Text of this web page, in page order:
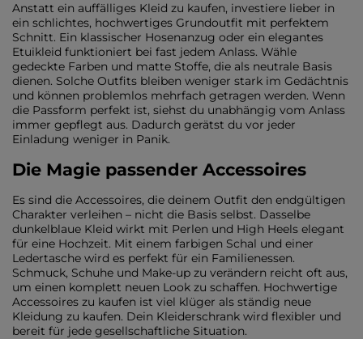
Anstatt ein auffälliges Kleid zu kaufen, investiere lieber in
ein schlichtes, hochwertiges Grundoutfit mit perfektem
Schnitt. Ein klassischer Hosenanzug oder ein elegantes
Etuikleid funktioniert bei fast jedem Anlass. Wähle
gedeckte Farben und matte Stoffe, die als neutrale Basis
dienen. Solche Outfits bleiben weniger stark im Gedächtnis
und können problemlos mehrfach getragen werden. Wenn
die Passform perfekt ist, siehst du unabhängig vom Anlass
immer gepflegt aus. Dadurch gerätst du vor jeder
Einladung weniger in Panik.
Die Magie passender Accessoires
Es sind die Accessoires, die deinem Outfit den endgültigen
Charakter verleihen – nicht die Basis selbst. Dasselbe
dunkelblaue Kleid wirkt mit Perlen und High Heels elegant
für eine Hochzeit. Mit einem farbigen Schal und einer
Ledertasche wird es perfekt für ein Familienessen.
Schmuck, Schuhe und Make-up zu verändern reicht oft aus,
um einen komplett neuen Look zu schaffen. Hochwertige
Accessoires zu kaufen ist viel klüger als ständig neue
Kleidung zu kaufen. Dein Kleiderschrank wird flexibler und
bereit für jede gesellschaftliche Situation.